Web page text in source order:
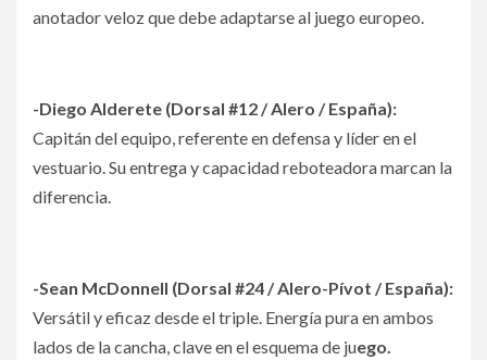
anotador veloz que debe adaptarse al juego europeo.
-Diego Alderete (Dorsal #12 / Alero / España):
Capitán del equipo, referente en defensa y líder en el
vestuario. Su entrega y capacidad reboteadora marcan la
diferencia.
-Sean McDonnell (Dorsal #24 / Alero-Pívot / España):
Versátil y eficaz desde el triple. Energía pura en ambos
lados de la cancha, clave en el esquema de juego.